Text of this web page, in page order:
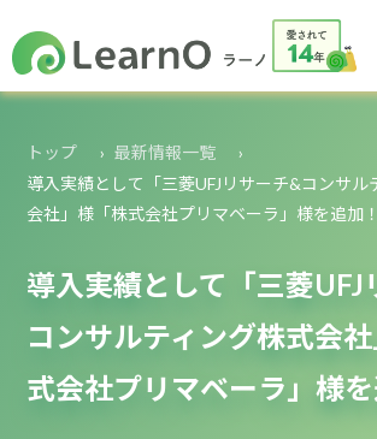
トップ
最新情報一覧
導入実績として「三菱UFJリサーチ&コンサル
会社」様「株式会社プリマベーラ」様を追加！
導入実績として「三菱UFJ
コンサルティング株式会
式会社プリマベーラ」様を